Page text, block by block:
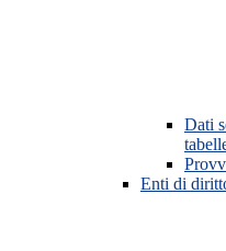
Dati
Enti di